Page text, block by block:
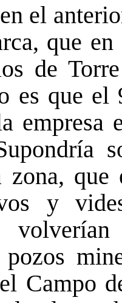
el
que
de
es que el
empresa
que
y
pozos
Campo